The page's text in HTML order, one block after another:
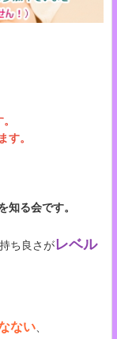
す​​​​​。
知る会です。
ち良さがレベル
ない